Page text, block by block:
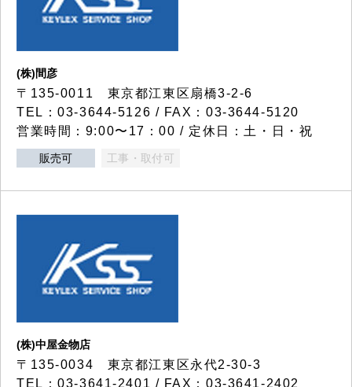
(株)間彦
〒135-0011 東京都江東区扇橋3-2-6
TEL：03-3644-5126 / FAX：03-3644-5120
営業時間：9:00〜17：00 / 定休日：土・日・祝
販売可 工事・取付可
(株)中屋金物店
〒135-0034 東京都江東区永代2-30-3
TEL：03-3641-2401 / FAX：03-3641-2402